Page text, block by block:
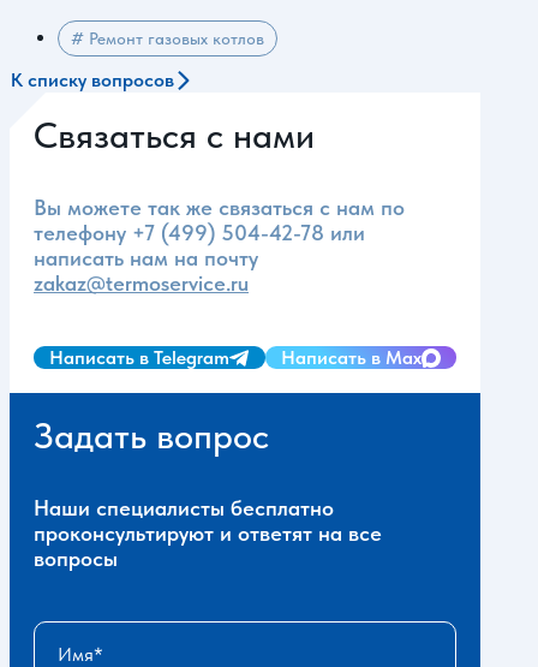
# Ремонт газовых котлов
К списку вопросов
Связаться с нами
Вы можете так же связаться с нам по
телефону +7 (499) 504-42-78 или
написать нам на почту
zakaz@termoservice.ru
Написать в Telegram Написать в Max
Задать вопрос
Наши специалисты бесплатно
проконсультируют и ответят на все
вопросы
Имя